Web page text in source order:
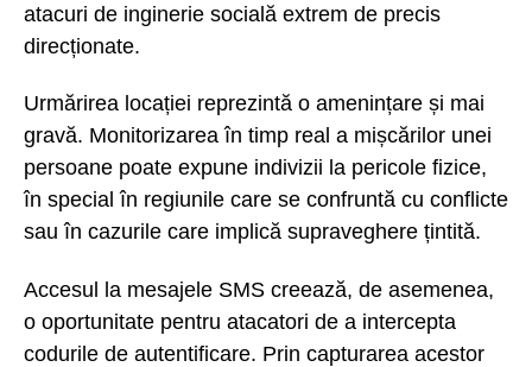
atacuri de inginerie socială extrem de precis
direcționate.
Urmărirea locației reprezintă o amenințare și mai
gravă. Monitorizarea în timp real a mișcărilor unei
persoane poate expune indivizii la pericole fizice,
în special în regiunile care se confruntă cu conflicte
sau în cazurile care implică supraveghere țintită.
Accesul la mesajele SMS creează, de asemenea,
o oportunitate pentru atacatori de a intercepta
codurile de autentificare. Prin capturarea acestor